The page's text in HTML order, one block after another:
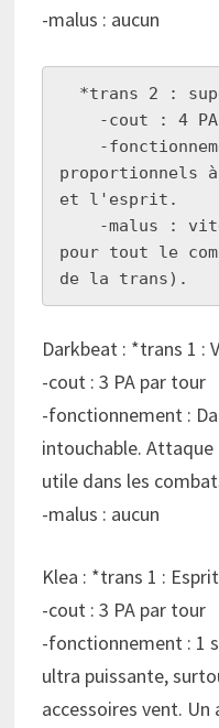
-malus : aucun
proportionnels
et l'esprit.
pour tout le
de la trans).
Darkbeat : *trans 1 :
-cout : 3 PA par tour
-fonctionnement :
intouchable.
utile dans les
-malus : aucun
Klea : *trans 1 :
-cout : 3 PA par tour
-fonctionnement : 1
ultra puissante,
accessoires vent.